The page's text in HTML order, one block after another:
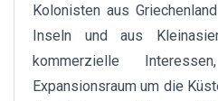
Kolonisten aus
Inseln und aus
kommerzielle
Expansionsraum um die